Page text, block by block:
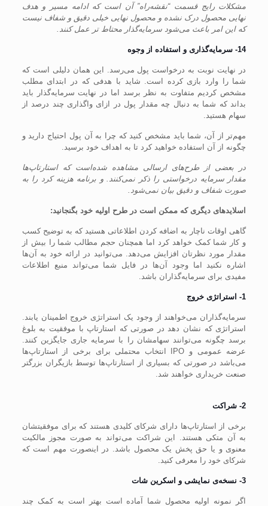
مشکلات رایج قسمت “نقشه‌راه” آن است که ادامه مسیر و هدف
نهایی محصول درک نشده و محصول نهایی خیلی دقیق و شفاف نیست
که این امر باعث می‌شود سرمایه‌گذار محتاط تر عمل کنند.
14- سرمایه‌گذاری و استفاده از وجوه
در نهایت نوبت به درخواست پول می‌رسد. این همان دلیلی است که
شما را وارد بازی کرده است. شاید با هدفی که در ابتدای مطلب
مشخص کردیم متفاوت به نظر برسد اما در نهایت سرمایه‌گذار باید
بداند که شما به دنبال چه مقدار پول در ازای واگذاری چند درصد از
سهام هستید.
مهم‌تر از آن، شما باید مشخص کنید که چرا به آن پول احتیاج دارید و
چگونه از آن استفاده خواهید کرد تا به اهداف خود برسید.
در بعضی از طرح‌های ارسالی مشاهده شده‌است که استارتاپ‌ها
مقدار سرمایه درخواستی را ذکر نمی‌کنند. و برنامه هزینه کرد را به
صورت شفاف و دقیق بیان نمی‌شود.
اسلاید‌های دیگری که ممکن است در طرح اولیه خود بگنجانید:
گاهی اوقات ناچار به اضافه کردن اطلاعاتی هستید که به توضیح کسب
و کار شما کمک خواهد کرد اما همچنان حجم مطالب شما را بیش از
مقدار مورد نظرتان افزایش می‌دهد. می‌توانید در ارائه خود به آن‌ها
اشاره نکنید اما وجود آن‌ها در فایل شما می‌تواند منبع اطلاعات
مفیدی برای سرمایه‌گذاران باشد.
1- استراتژی خروج
سرمایه‌گذاران می‌خواهند از وجود یک استراتژی خروج اطمینان یابند.
استراتژی که نشان دهد در صورتی که استارتاپ با موفقیت به بلوغ
برسد چگونه می‌توانند سهامشان را با سرمایه جاری جایگزین کنند.
عرضه عمومی و IPO انتخاب محتملی برای برخی از استارتاپ‌ها
می‌باشد در صورتی که بسیاری از استارتاپ‌ها توسط بازیگران بزرگتر
صنعت خریداری خواهند شد.
2- شراکت
برخی از استارتاپ‌ها دارای شرکای کلیدی هستند که برای موفقیتشان
به آن متکی هستند. این شراکت می‌تواند به صورت مجوز مالکیت
معنوی و یا حق پخش یک محصول باشد. در اینصورت مهم است که
شرکای خود را معرفی کنید.
3- نسخه‌ی نمایشی و اسکرین شات
اگر نمونه اولیه محصول شما آماده است بهتر است به کمک چند